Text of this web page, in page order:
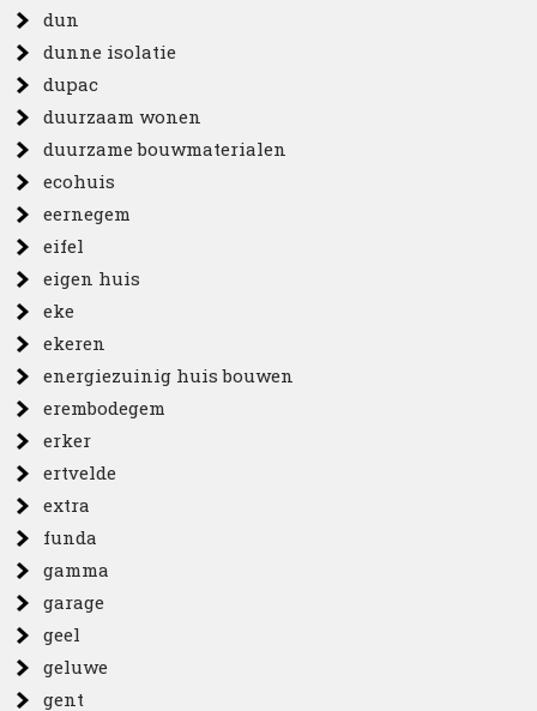
dun
dunne isolatie
dupac
duurzaam wonen
duurzame bouwmaterialen
ecohuis
eernegem
eifel
eigen huis
eke
ekeren
energiezuinig huis bouwen
erembodegem
erker
ertvelde
extra
funda
gamma
garage
geel
geluwe
gent